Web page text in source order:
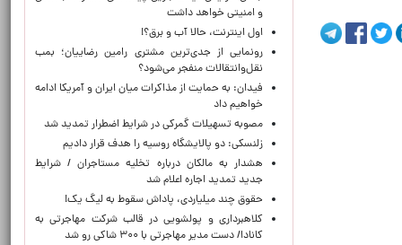
و امنیتی خواهد داشت
اول اینترنت، حالا آب و برق؟!
رونمایی از جدی‌ترین مشتری رامین رضاییان؛ بمب
نقل‌وانتقالات منفجر می‌شود؟
فیدان: به حمایت از مذاکرات میان ایران و آمریکا ادامه
خواهیم داد
مصوبه تسهیلات گمرکی در شرایط اضطرار تمدید شد
زلنسکی: دو پالایشگاه روسیه را هدف قرار دادیم
هشدار به مالکان درباره تخلیه مستاجران / شرایط
جدید تمدید اجاره اعلام شد
حقوق چند میلیاردی، پاداش سقوط به لیگ یک!
کلاهبرداری و پولشویی در قالب شرکت مهاجرتی به
کانادا/ دست مدیر مهاجرتی با ۳۰۰ شاکی رو شد